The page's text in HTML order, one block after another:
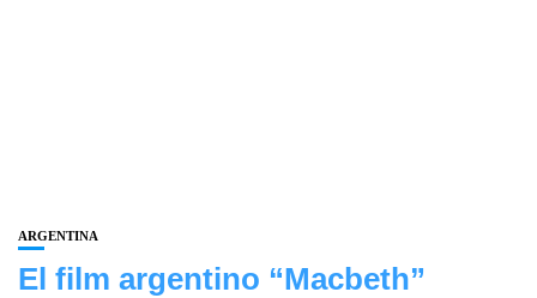
ARGENTINA
El film argentino “Macbeth”